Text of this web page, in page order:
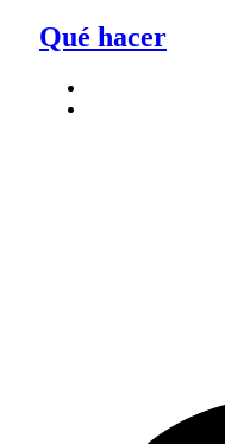
Qué hacer